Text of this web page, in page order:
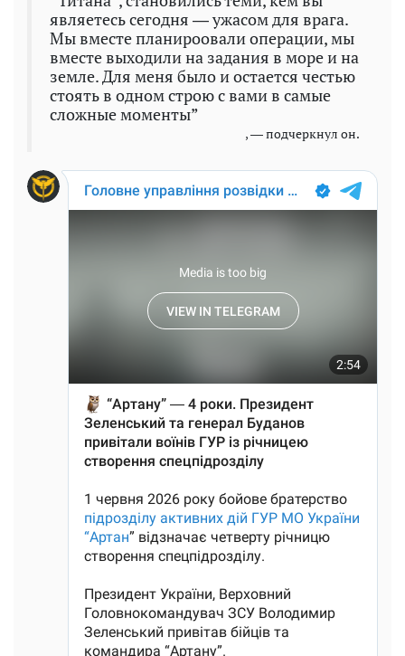
являетесь сегодня ― ужасом для врага.
Мы вместе планироовали операции, мы
вместе выходили на задания в море и на
земле. Для меня было и остается честью
стоять в одном строю с вами в самые
сложные моменты”
, ― подчеркнул он.